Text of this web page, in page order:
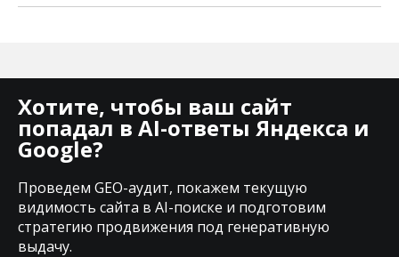
Хотите, чтобы ваш сайт
попадал в AI-ответы Яндекса и
Google?
Проведем GEO-аудит, покажем текущую
видимость сайта в AI-поиске и подготовим
стратегию продвижения под генеративную
выдачу.